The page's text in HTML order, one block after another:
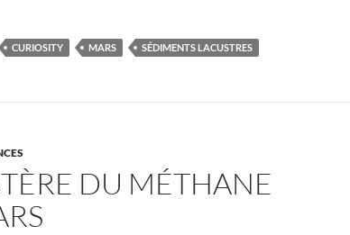
CURIOSITY MARS SÉDIMENTS LACUSTRES
DU MÉTHANE